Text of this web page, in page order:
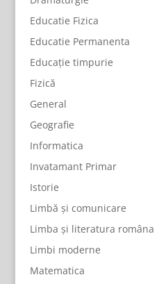
Educatie Fizica
Educatie Permanenta
Educație timpurie
Fizică
General
Geografie
Informatica
Invatamant Primar
Istorie
Limbă și comunicare
Limba și literatura româna
Limbi moderne
Matematica